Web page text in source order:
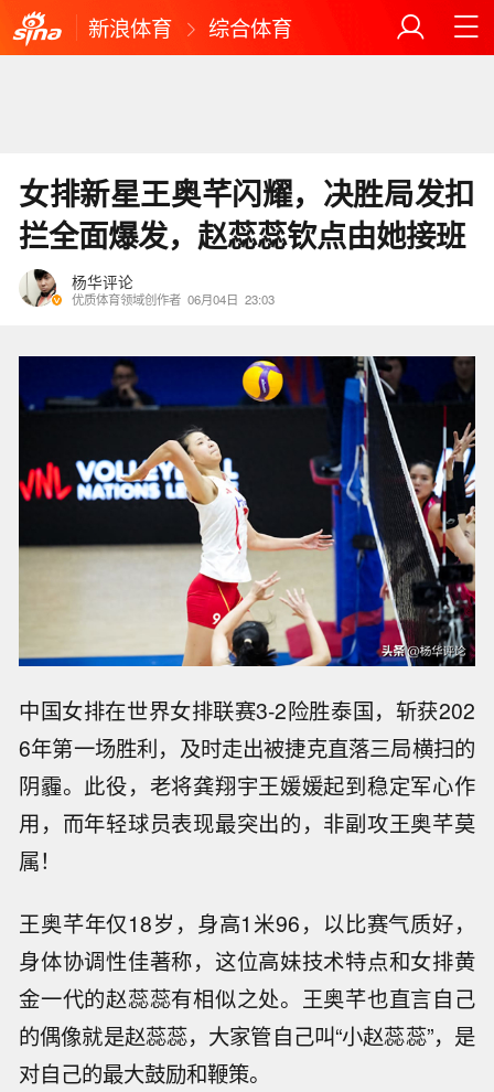
新浪体育 综合体育
女排新星王奥芊闪耀，决胜局发扣
拦全面爆发，赵蕊蕊钦点由她接班
杨华评论
优质体育领域创作者 06月04日 23:03
中国女排在世界女排联赛3-2险胜泰国，斩获202
6年第一场胜利，及时走出被捷克直落三局横扫的
阴霾。此役，老将龚翔宇王媛媛起到稳定军心作
用，而年轻球员表现最突出的，非副攻王奥芊莫
属！
王奥芊年仅18岁，身高1米96，以比赛气质好，
身体协调性佳著称，这位高妹技术特点和女排黄
金一代的赵蕊蕊有相似之处。王奥芊也直言自己
的偶像就是赵蕊蕊，大家管自己叫“小赵蕊蕊”，是
对自己的最大鼓励和鞭策。